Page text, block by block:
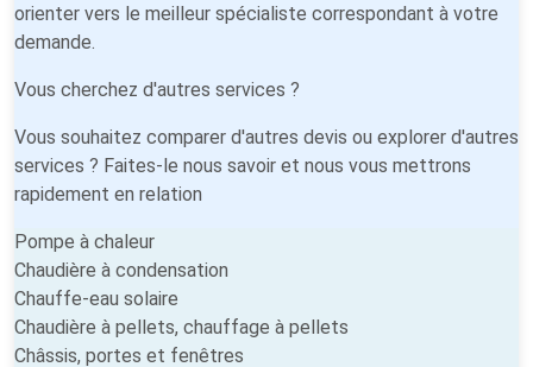
orienter vers le meilleur spécialiste correspondant à votre
demande.
Vous cherchez d'autres services ?
Vous souhaitez comparer d'autres devis ou explorer d'autres
services ? Faites-le nous savoir et nous vous mettrons
rapidement en relation
Pompe à chaleur
Chaudière à condensation
Chauffe-eau solaire
Chaudière à pellets, chauffage à pellets
Châssis, portes et fenêtres